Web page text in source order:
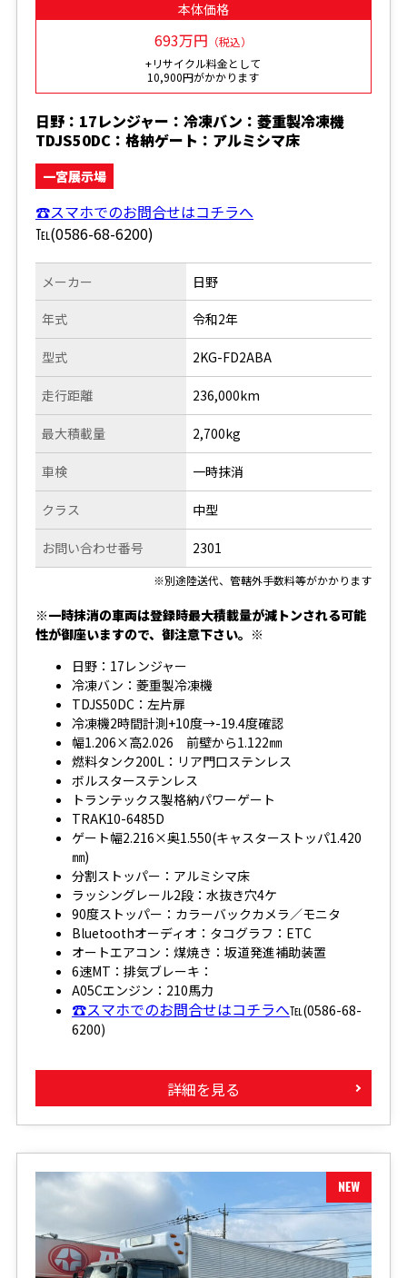
本体価格
693万円 （税込）
+リサイクル料金として
10,900円がかかります
日野：17レンジャー：冷凍バン：菱重製冷凍機
TDJS50DC：格納ゲート：アルミシマ床
一宮展示場
☎スマホでのお問合せはコチラへ
℡(0586-68-6200)
メーカー
年式
型式
走行距離
日野
令和2年
2KG-FD2ABA
236,000km
最大積載量
車検
クラス
お問い合わせ番号
2,700kg
一時抹消
中型
2301
※別途陸送代、管轄外手数料等がかかります
※一時抹消の車両は登録時最大積載量が減トンされる可能
性が御座いますので、御注意下さい。※
日野：17レンジャー
冷凍バン：菱重製冷凍機
TDJS50DC：左片扉
冷凍機2時間計測+10度→-19.4度確認
幅1.206×高2.026 前壁から1.122㎜
燃料タンク200L：リア門口ステンレス
ボルスターステンレス
トランテックス製格納パワーゲート
TRAK10-6485D
ゲート幅2.216×奥1.550(キャスターストッパ1.420
㎜)
分割ストッパー：アルミシマ床
ラッシングレール2段：水抜き穴4ケ
90度ストッパー：カラーバックカメラ／モニタ
Bluetoothオーディオ：タコグラフ：ETC
オートエアコン：煤焼き：坂道発進補助装置
6速MT：排気ブレーキ：
A05Cエンジン：210馬力
☎スマホでのお問合せはコチラへ℡(0586-68-
6200)
詳細を見る